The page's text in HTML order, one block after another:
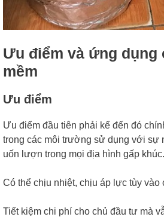
Ưu điểm và ứng dụng
mềm
Ưu điểm
Ưu điểm đầu tiên phải kể đến đó
trong các môi trường sử dụng với sự
uốn lượn trong mọi địa hình gấp khúc.
Có thể chịu nhiệt, chịu áp lực tùy vào
Tiết kiệm chi phí cho chủ đầu tư mà